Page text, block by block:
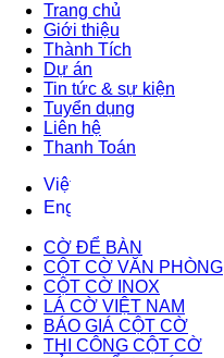
Trang chủ
Giới thiệu
Thành Tích
Dự án
Tin tức & sự kiện
Tuyển dụng
Liên hệ
Thanh Toán
CỜ ĐỂ BÀN
CỘT CỜ VĂN PHÒNG
CỘT CỜ INOX
LÁ CỜ VIỆT NAM
BÁO GIÁ CỘT CỜ
THI CÔNG CỘT CỜ